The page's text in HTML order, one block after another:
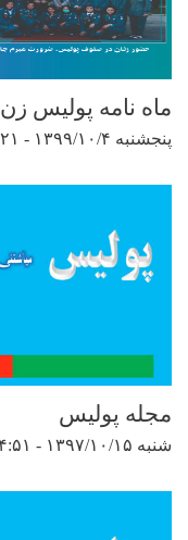
ماه نامه پولیس زن
پنجشنبه ۱۳۹۹/۱۰/۴ - ۱۰:۲۱
مجله پولیس
شنبه ۱۳۹۷/۱۰/۱۵ - ۱۴:۵۱